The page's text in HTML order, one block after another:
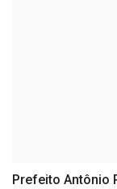
Prefeito Antônio